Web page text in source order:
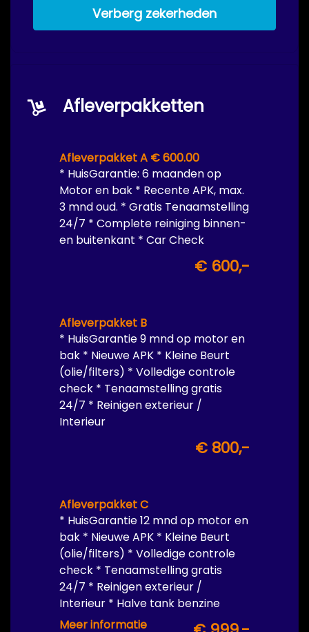
Verberg zekerheden
Afleverpakketten
Afleverpakket A € 600.00
* HuisGarantie: 6 maanden op
Motor en bak * Recente APK, max.
3 mnd oud. * Gratis Tenaamstelling
24/7 * Complete reiniging binnen-
en buitenkant * Car Check
€ 600,-
Afleverpakket B
* HuisGarantie 9 mnd op motor en
bak * Nieuwe APK * Kleine Beurt
(olie/filters) * Volledige controle
check * Tenaamstelling gratis
24/7 * Reinigen exterieur /
Interieur
€ 800,-
Afleverpakket C
* HuisGarantie 12 mnd op motor en
bak * Nieuwe APK * Kleine Beurt
(olie/filters) * Volledige controle
check * Tenaamstelling gratis
24/7 * Reinigen exterieur /
Interieur * Halve tank benzine
inbegrepen
Meer informatie